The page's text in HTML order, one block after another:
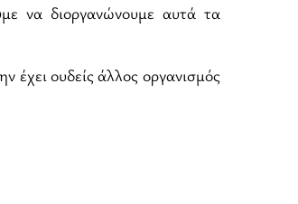
να διοργανώνουμε αυτά τα
έχει ουδείς άλλος οργανισμός